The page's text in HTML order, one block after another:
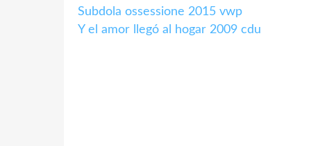
Subdola ossessione 2015 vwp
Y el amor llegó al hogar 2009 cdu